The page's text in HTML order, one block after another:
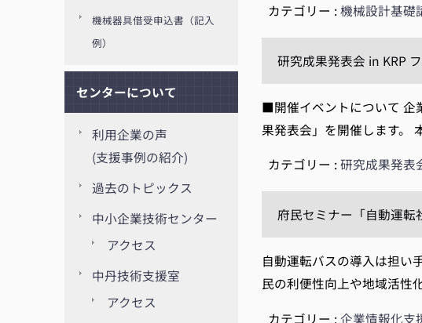
カテゴリー :機械設計基礎
研究成果発表会 in KRP
■開催イベントについて 企
果発表会」を開催します。
カテゴリー :研究成果発表
府民セミナー「自動運
自動運転バスの導入は担い
民の利便性向上や地域活性
カテゴリー :企業情報化支
機械器具借受申込書（記入
例）
センターについて
利用企業の声
(支援事例の紹介)
過去のトピックス
中小企業技術センター
アクセス
中丹技術支援室
アクセス